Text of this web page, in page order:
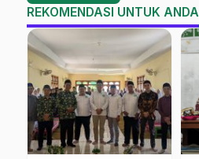
REKOMENDASI UNTUK ANDA